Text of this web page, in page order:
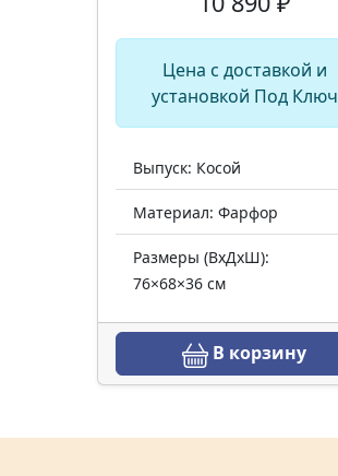
Цена с доставкой и
установкой Под Ключ
Выпуск: Косой
Материал: Фарфор
Размеры (ВхДхШ):
76×68×36 см
В корзину